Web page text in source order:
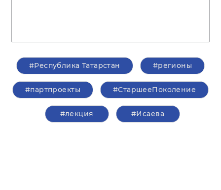
#Республика Татарстан #регионы
#партпроекты #СтаршееПоколение
#лекция #Исаева